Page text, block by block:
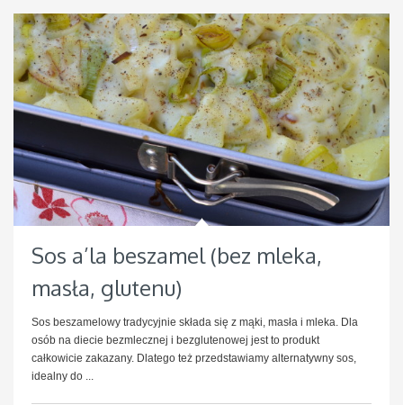
Sos a’la beszamel (bez mleka,
masła, glutenu)
Sos beszamelowy tradycyjnie składa się z mąki, masła i mleka. Dla
osób na diecie bezmlecznej i bezglutenowej jest to produkt
całkowicie zakazany. Dlatego też przedstawiamy alternatywny sos,
idealny do ...